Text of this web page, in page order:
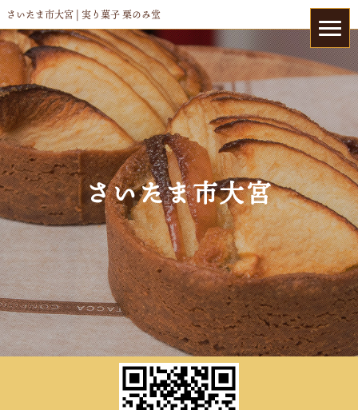
さいたま市大宮 | 実り菓子 栗のみ堂
さいたま市大宮